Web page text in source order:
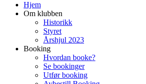
Hjem
Om klubben
Historikk
Styret
Årshjul 2023
Booking
Hvordan booke?
Se bookinger
Utfør booking